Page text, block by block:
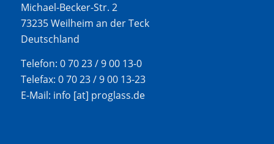
Michael-Becker-Str. 2
73235 Weilheim an der Teck
Deutschland
Telefon: 0 70 23 / 9 00 13-0
Telefax: 0 70 23 / 9 00 13-23
E-Mail: info [at] proglass.de